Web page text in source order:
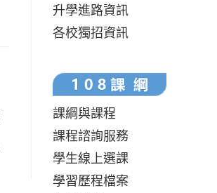
升學進路資訊
各校獨招資訊
課綱與課程
課程諮詢服務
學生線上選課
學習歷程檔案